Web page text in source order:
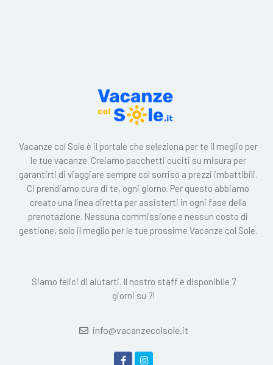
Vacanze col Sole è il portale che seleziona per te il meglio per
le tue vacanze. Creiamo pacchetti cuciti su misura per
garantirti di viaggiare sempre col sorriso a prezzi imbattibili.
Ci prendiamo cura di te, ogni giorno. Per questo abbiamo
creato una linea diretta per assisterti in ogni fase della
prenotazione. Nessuna commissione e nessun costo di
gestione, solo il meglio per le tue prossime Vacanze col Sole.
Siamo felici di aiutarti. Il nostro staff è disponibile 7
giorni su 7!
info@vacanzecolsole.it